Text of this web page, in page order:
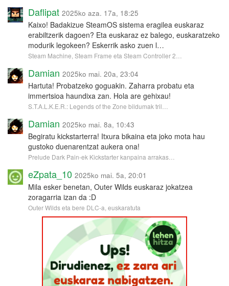
Daflipat 2025ko aza. 17a, 18:25
Kaixo! Badakizue SteamOS sistema eragilea euskaraz
erabiltzerik dagoen? Eta euskaraz ez balego, euskaratzeko
modurik legokeen? Eskerrik asko zuen l…
Steam Machine, Steam Frame eta Steam Controller 2…
Damian 2025ko mai. 20a, 23:04
Hartuta! Probatzeko goguakin. Zaharra probatu eta
immertsioa haundixa zan. Hola are gehixau!
S.T.A.L.K.E.R.: Legends of the Zone bildumak tril…
Damian 2025ko mai. 8a, 10:43
Begiratu kickstarterra! Itxura bikaina eta joko mota hau
gustoko duenarentzat aukera ona!
Prelude Dark Pain-ek Kickstarter kanpaina arrakas…
eZpata_10 2025ko mai. 5a, 20:01
Mila esker benetan, Outer Wilds euskaraz jokatzea
zoragarria izan da :D
Outer Wilds eta bere DLC-a, euskaratuta